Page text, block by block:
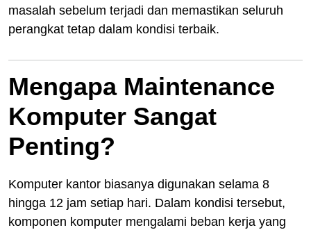
masalah sebelum terjadi dan memastikan seluruh
perangkat tetap dalam kondisi terbaik.
Mengapa Maintenance
Komputer Sangat
Penting?
Komputer kantor biasanya digunakan selama 8
hingga 12 jam setiap hari. Dalam kondisi tersebut,
komponen komputer mengalami beban kerja yang